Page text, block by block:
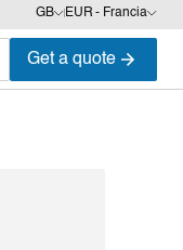
GB EUR - Francia
Get a quote